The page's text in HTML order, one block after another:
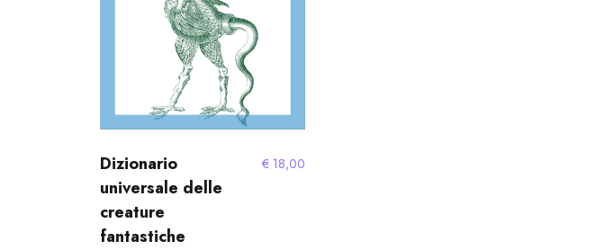
Dizionario
universale delle
creature
fantastiche
€18,00